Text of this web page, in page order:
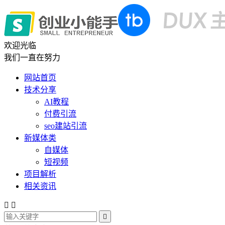
欢迎光临
我们一直在努力
网站首页
技术分享
AI教程
付费引流
seo建站引流
新媒体类
自媒体
短视频
项目解析
相关资讯
 
